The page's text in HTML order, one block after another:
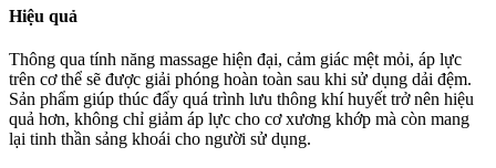
Hiệu quả
Thông qua tính năng massage hiện đại, cảm giác mệt mỏi, áp lực
trên cơ thể sẽ được giải phóng hoàn toàn sau khi sử dụng dải đệm.
Sản phẩm giúp thúc đẩy quá trình lưu thông khí huyết trở nên hiệu
quả hơn, không chỉ giảm áp lực cho cơ xương khớp mà còn mang
lại tinh thần sảng khoái cho người sử dụng.